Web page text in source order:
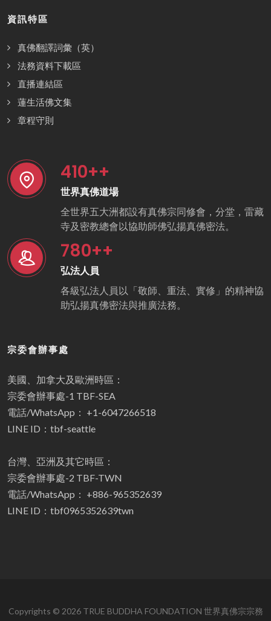
資訊特區
真佛翻譯詞彙（英）
法務資料下載區
直播連結區
蓮生活佛文集
章程守則
410++
世界真佛道場
全世界五大洲都設有真佛宗同修會，分堂，雷藏
寺及密教總會以協助師佛弘揚真佛密法。
780++
弘法人員
各級弘法人員以「敬師、重法、實修」的精神協
助弘揚真佛密法與推廣法務。
宗委會辦事處
美國、加拿大及歐洲時區：
宗委會辦事處-1 TBF-SEA
電話/WhatsApp： +1-6047266518
LINE ID：tbf-seattle
台灣、亞洲及其它時區：
宗委會辦事處-2 TBF-TWN
電話/WhatsApp： +886-965352639
LINE ID：tbf0965352639twn
Copyrights © 2026 TRUE BUDDHA FOUNDATION 世界真佛宗宗務